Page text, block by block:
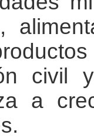
civil
a